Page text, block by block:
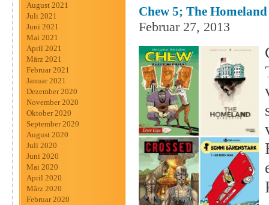
August 2021
Juli 2021
Juni 2021
Mai 2021
April 2021
März 2021
Februar 2021
Januar 2021
Dezember 2020
November 2020
Oktober 2020
September 2020
August 2020
Juli 2020
Juni 2020
Mai 2020
April 2020
März 2020
Februar 2020
Chew 5; The
Februar 27, 2013